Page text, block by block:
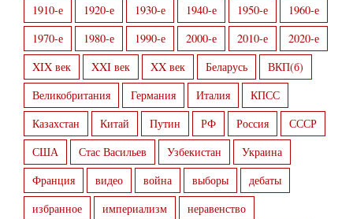
1910-е 1920-е 1930-е 1940-е 1950-е
1960-е
1970-е
1980-е 1990-е 2000-е 2010-е
2020-е
XIX век
XXI век XX век Беларусь
ВКП(б)
Великобритания
Германия Италия
КПСС
Казахстан
Китай Путин РФ Россия
СССР
США
Стас Васильев Узбекистан
Украина
Франция
видео война выборы
дебаты
избранное
империализм
неравенство